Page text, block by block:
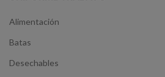
Alimentación
Batas
Desechables